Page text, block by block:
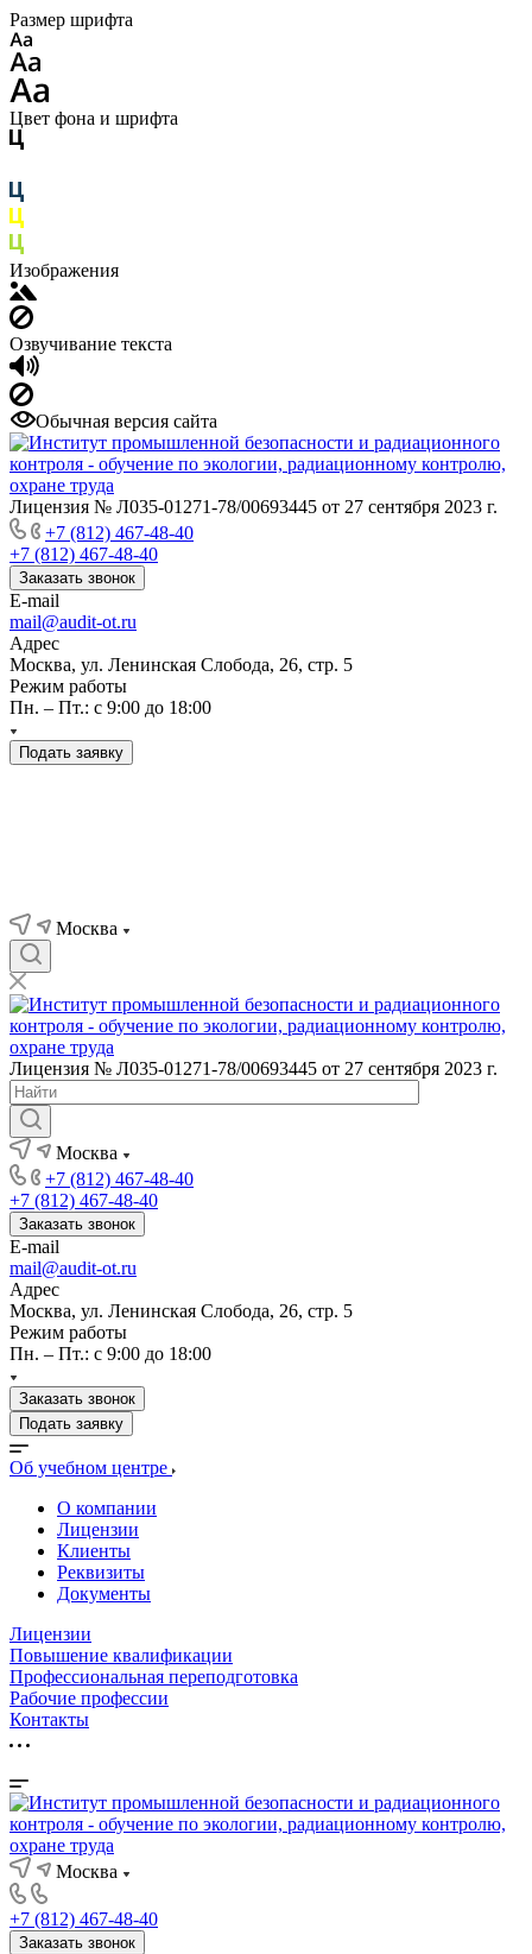
Размер шрифта
Цвет фона и шрифта
Изображения
Озвучивание текста
Обычная версия сайта
Лицензия № Л035-01271-78/00693445 от 27 сентября 2023 г.
+7 (812) 467-48-40
+7 (812) 467-48-40
Заказать звонок
E-mail
mail@audit-ot.ru
Адрес
Москва, ул. Ленинская Слобода, 26, стр. 5
Режим работы
Пн. – Пт.: с 9:00 до 18:00
Подать заявку
Москва
Лицензия № Л035-01271-78/00693445 от 27 сентября 2023 г.
Москва
+7 (812) 467-48-40
+7 (812) 467-48-40
Заказать звонок
E-mail
mail@audit-ot.ru
Адрес
Москва, ул. Ленинская Слобода, 26, стр. 5
Режим работы
Пн. – Пт.: с 9:00 до 18:00
Заказать звонок
Подать заявку
Об учебном центре
О компании
Лицензии
Клиенты
Реквизиты
Документы
Лицензии
Повышение квалификации
Профессиональная переподготовка
Рабочие профессии
Контакты
Москва
+7 (812) 467-48-40
Заказать звонок